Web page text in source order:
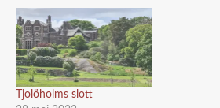
Tjolöholms slott